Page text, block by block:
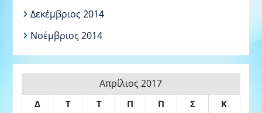
Δεκέμβριος 2014
Νοέμβριος 2014
Απρίλιος 2017
Δ Τ Τ Π Π Σ
Κ